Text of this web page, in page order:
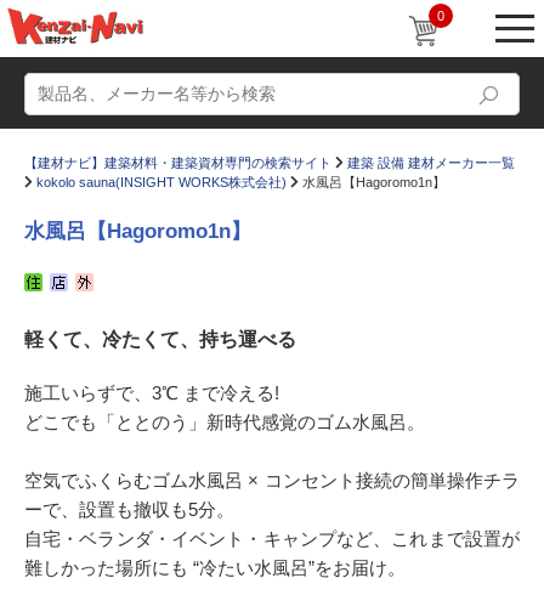
0
かたなび
すまいリング
Q＆A 販売・施工代理店募集
お気に入り
【建材ナビ】建築材料・建築資材専門の検索サイト
建築 設備 建材メーカー一覧
kokolo sauna(INSIGHT WORKS株式会社)
水風呂【Hagoromo1n】
水風呂【Hagoromo1n】
軽くて、冷たくて、持ち運べる
施工いらずで、3℃ まで冷える!
どこでも「ととのう」新時代感覚のゴム水風呂。
空気でふくらむゴム水風呂 × コンセント接続の簡単操作チラ
ーで、設置も撤収も5分。
自宅・ベランダ・イベント・キャンプなど、これまで設置が
難しかった場所にも “冷たい水風呂”をお届け。